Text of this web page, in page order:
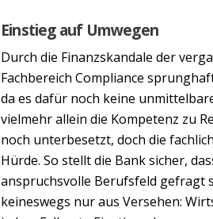
Einstieg auf Umwegen
Durch die Finanzskandale der
Fachbereich Compliance
da es dafür noch keine
vielmehr allein die Kompetenz zu
noch unterbesetzt, doch die
Hürde. So stellt die Bank sicher,
anspruchsvolle Berufsfeld gefragt
keineswegs nur aus Versehen: